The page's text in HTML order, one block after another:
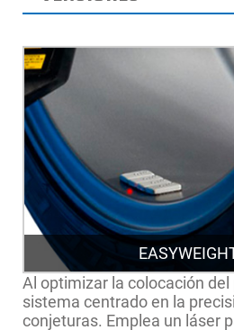
Al optimizar la colocación del
sistema centrado en la
conjeturas. Emplea un láser